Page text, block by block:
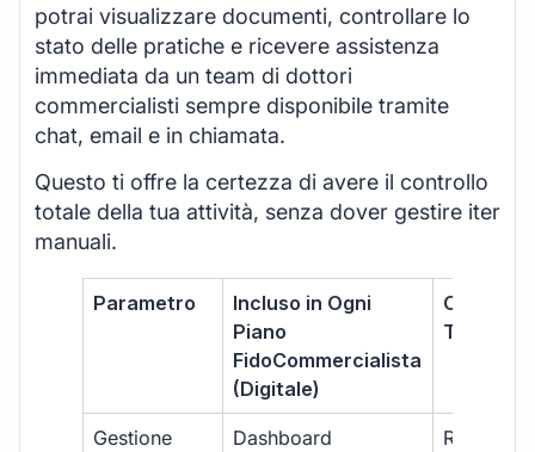
potrai visualizzare documenti, controllare lo
stato delle pratiche e ricevere assistenza
immediata da un team di dottori
commercialisti sempre disponibile tramite
chat, email e in chiamata.
Questo ti offre la certezza di avere il controllo
totale della tua attività, senza dover gestire iter
manuali.
Parametro
Incluso in Ogni
Piano
FidoCommercialista
(Digitale)
Gestione
Dashboard
Report